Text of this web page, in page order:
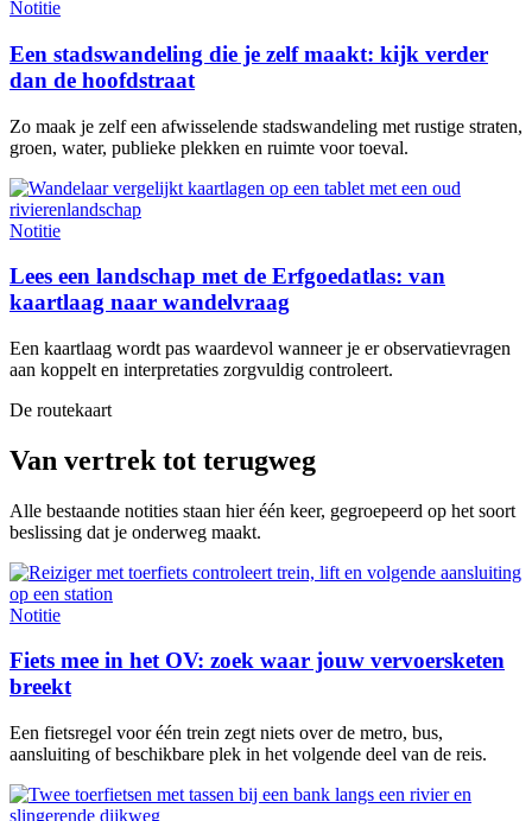
Notitie
Een stadswandeling die je zelf maakt: kijk verder
dan de hoofdstraat
Zo maak je zelf een afwisselende stadswandeling met rustige straten,
groen, water, publieke plekken en ruimte voor toeval.
Notitie
Lees een landschap met de Erfgoedatlas: van
kaartlaag naar wandelvraag
Een kaartlaag wordt pas waardevol wanneer je er observatievragen
aan koppelt en interpretaties zorgvuldig controleert.
De routekaart
Van vertrek tot terugweg
Alle bestaande notities staan hier één keer, gegroepeerd op het soort
beslissing dat je onderweg maakt.
Notitie
Fiets mee in het OV: zoek waar jouw vervoersketen
breekt
Een fietsregel voor één trein zegt niets over de metro, bus,
aansluiting of beschikbare plek in het volgende deel van de reis.